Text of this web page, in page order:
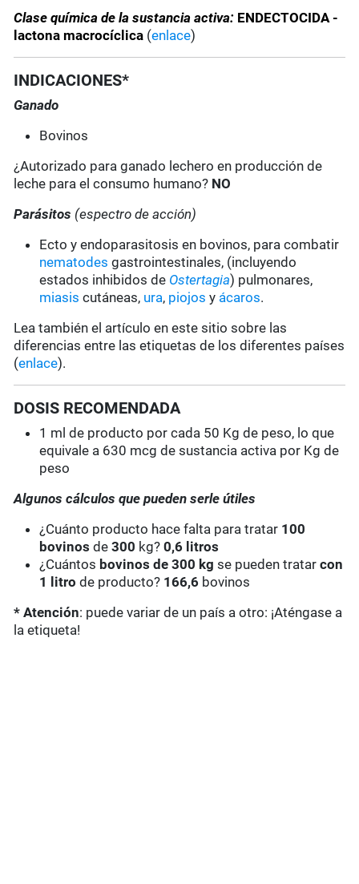
Clase química de la sustancia activa: ENDECTOCIDA -
lactona macrocíclica (enlace)
INDICACIONES*
Ganado
Bovinos
¿Autorizado para ganado lechero en producción de
leche para el consumo humano? NO
Parásitos (espectro de acción)
Ecto y endoparasitosis en bovinos, para combatir
nematodes gastrointestinales, (incluyendo
estados inhibidos de Ostertagia) pulmonares,
miasis cutáneas, ura, piojos y ácaros.
Lea también el artículo en este sitio sobre las
diferencias entre las etiquetas de los diferentes países
(enlace).
DOSIS RECOMENDADA
1 ml de producto por cada 50 Kg de peso, lo que
equivale a 630 mcg de sustancia activa por Kg de
peso
Algunos cálculos que pueden serle útiles
¿Cuánto producto hace falta para tratar 100
bovinosde300 kg?0,6 litros
¿Cuántos bovinos de 300 kg se pueden tratarcon
1 litro de producto? 166,6 bovinos
* Atención: puede variar de un país a otro: ¡Aténgase a
la etiqueta!